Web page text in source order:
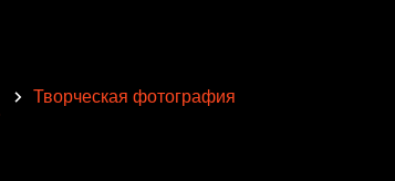
Творческая фотография